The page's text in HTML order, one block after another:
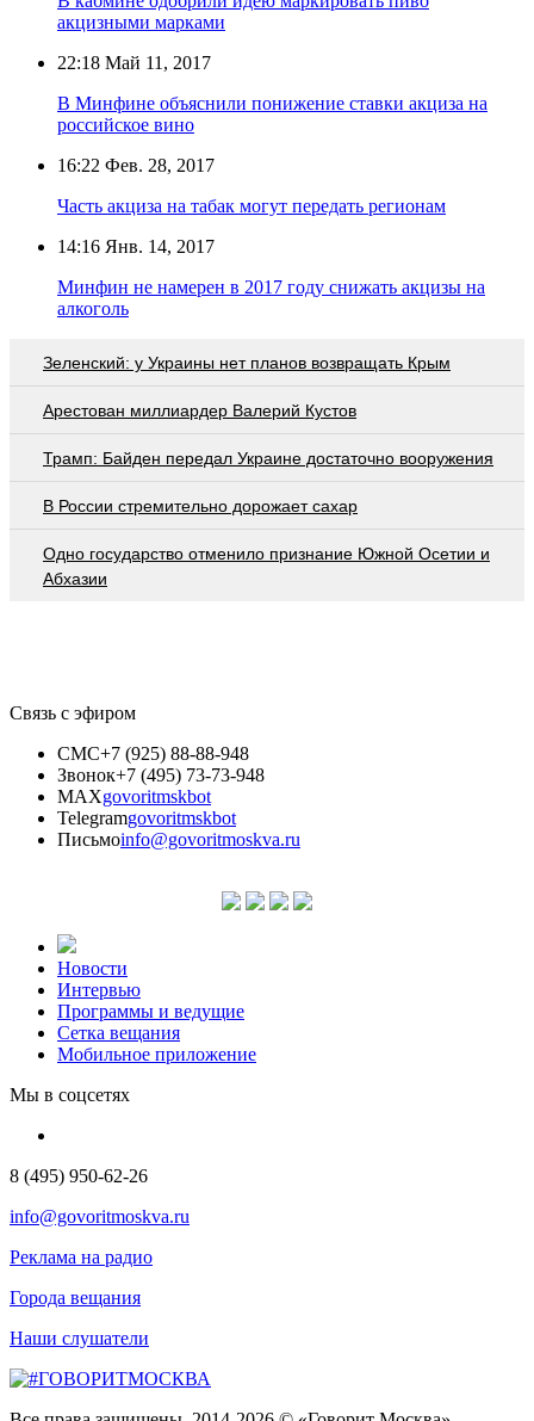
акцизными марками
22:18 Май 11, 2017
В Минфине объяснили понижение ставки акциза на
российское вино
16:22 Фев. 28, 2017
Часть акциза на табак могут передать регионам
14:16 Янв. 14, 2017
Минфин не намерен в 2017 году снижать акцизы на
алкоголь
Зеленский: у Украины нет планов возвращать Крым
Арестован миллиардер Валерий Кустов
Трамп: Байден передал Украине достаточно вооружения
В России стремительно дорожает сахар
Одно государство отменило признание Южной Осетии и
Абхазии
Связь с эфиром
СМС+7 (925) 88-88-948
Звонок+7 (495) 73-73-948
MAXgovoritmskbot
Telegramgovoritmskbot
Письмоinfo@govoritmoskva.ru
Новости
Интервью
Программы и ведущие
Сетка вещания
Мобильное приложение
Мы в соцсетях
8 (495) 950-62-26
info@govoritmoskva.ru
Реклама на радио
Города вещания
Наши слушатели